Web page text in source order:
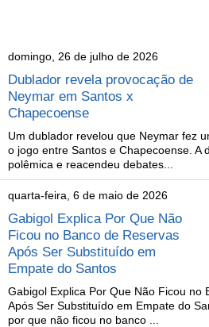
domingo, 26 de julho de 2026
Dublador revela provocação de
Neymar em Santos x
Chapecoense
Um dublador revelou que Neymar fez
o jogo entre Santos e Chapecoense. A
polêmica e reacendeu debates...
quarta-feira, 6 de maio de 2026
Gabigol Explica Por Que Não
Ficou no Banco de Reservas
Após Ser Substituído em
Empate do Santos
Gabigol Explica Por Que Não Ficou no
Após Ser Substituído em Empate do
por que não ficou no banco ...